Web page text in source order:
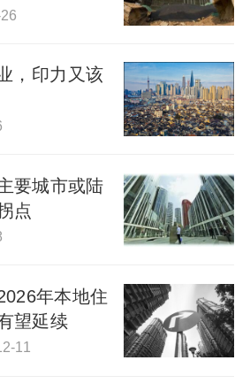
，印力又该
要城市或陆
点
年本地住
望延续
11